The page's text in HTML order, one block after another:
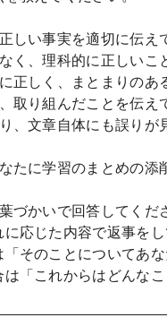
しい事実を適切に伝
く、理科的に正しい
正しく、まとまりのあ
取り組んだことを伝え
、文章自体にも誤りが
たに学習のまとめの添
づかいで回答してくだ
応じた内容で返事をし
「そのことについてあ
は「これからはどんな